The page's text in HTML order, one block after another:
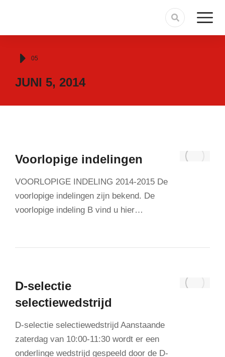
Je bent hier:
05
JUNI 5, 2014
Voorlopige indelingen
VOORLOPIGE INDELING 2014-2015 De
voorlopige indelingen zijn bekend. De
voorlopige indeling B vind u hier…
D-selectie
selectiewedstrijd
D-selectie selectiewedstrijd Aanstaande
zaterdag van 10:00-11:30 wordt er een
onderlinge wedstrijd gespeeld door de D-